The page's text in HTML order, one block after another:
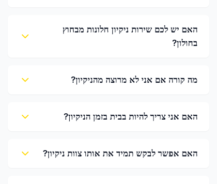
האם יש לכם שירות ניקיון חלונות מבחוץ
בחולון?
מה קורה אם אני לא מרוצה מהניקיון?
האם אני צריך להיות בבית בזמן הניקיון?
האם אפשר לבקש תמיד את אותו צוות ניקיון?